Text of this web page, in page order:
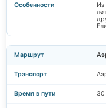
Из
30